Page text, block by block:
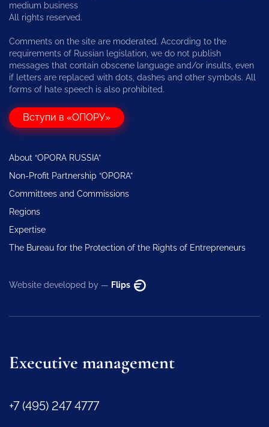
medium business
All rights reserved.
Comments on the site are moderated. According to the
requirements of Russian legislation, we do not publish
messages that contain obscene language and/or insults, even
if letters are replaced with dots, dashes and other symbols. All
forms of hate speech is also prohibited.
Вступи в «ОПОРУ»
About “OPORA RUSSIA”
Non-Profit Partnership “OPORA”
Committees and Commissions
Regions
Expertise
The Bureau for the Protection of the Rights of Entrepreneurs
Website developed by — Flips
Executive management
+7 (495) 247 4777